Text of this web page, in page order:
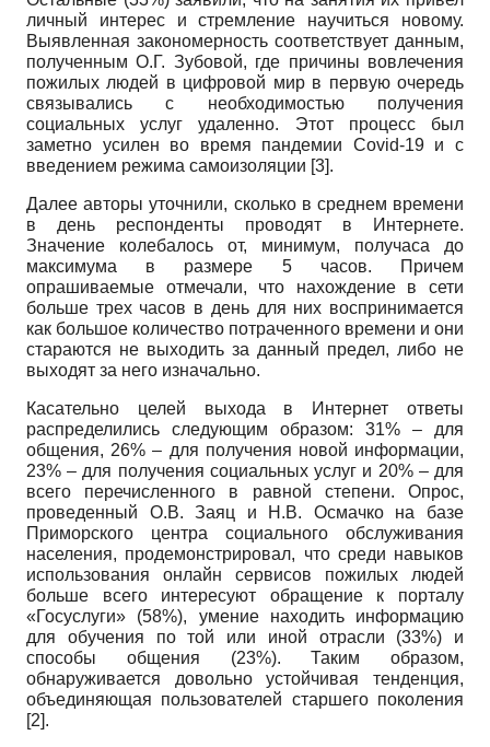
личный интерес и стремление научиться новому.
Выявленная закономерность соответствует данным,
полученным О.Г. Зубовой, где причины вовлечения
пожилых людей в цифровой мир в первую очередь
связывались с необходимостью получения
социальных услуг удаленно. Этот процесс был
заметно усилен во время пандемии Covid-19 и с
введением режима самоизоляции [3].
Далее авторы уточнили, сколько в среднем времени
в день респонденты проводят в Интернете.
Значение колебалось от, минимум, получаса до
максимума в размере 5 часов. Причем
опрашиваемые отмечали, что нахождение в сети
больше трех часов в день для них воспринимается
как большое количество потраченного времени и они
стараются не выходить за данный предел, либо не
выходят за него изначально.
Касательно целей выхода в Интернет ответы
распределились следующим образом: 31% – для
общения, 26% – для получения новой информации,
23% – для получения социальных услуг и 20% – для
всего перечисленного в равной степени. Опрос,
проведенный О.В. Заяц и Н.В. Осмачко на базе
Приморского центра социального обслуживания
населения, продемонстрировал, что среди навыков
использования онлайн сервисов пожилых людей
больше всего интересуют обращение к порталу
«Госуслуги» (58%), умение находить информацию
для обучения по той или иной отрасли (33%) и
способы общения (23%). Таким образом,
обнаруживается довольно устойчивая тенденция,
объединяющая пользователей старшего поколения
[2].